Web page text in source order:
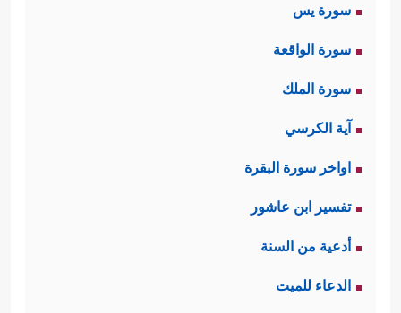
سورة يس
سورة الواقعة
سورة الملك
آية الكرسي
اواخر سورة البقرة
تفسير ابن عاشور
أدعية من السنة
الدعاء للميت